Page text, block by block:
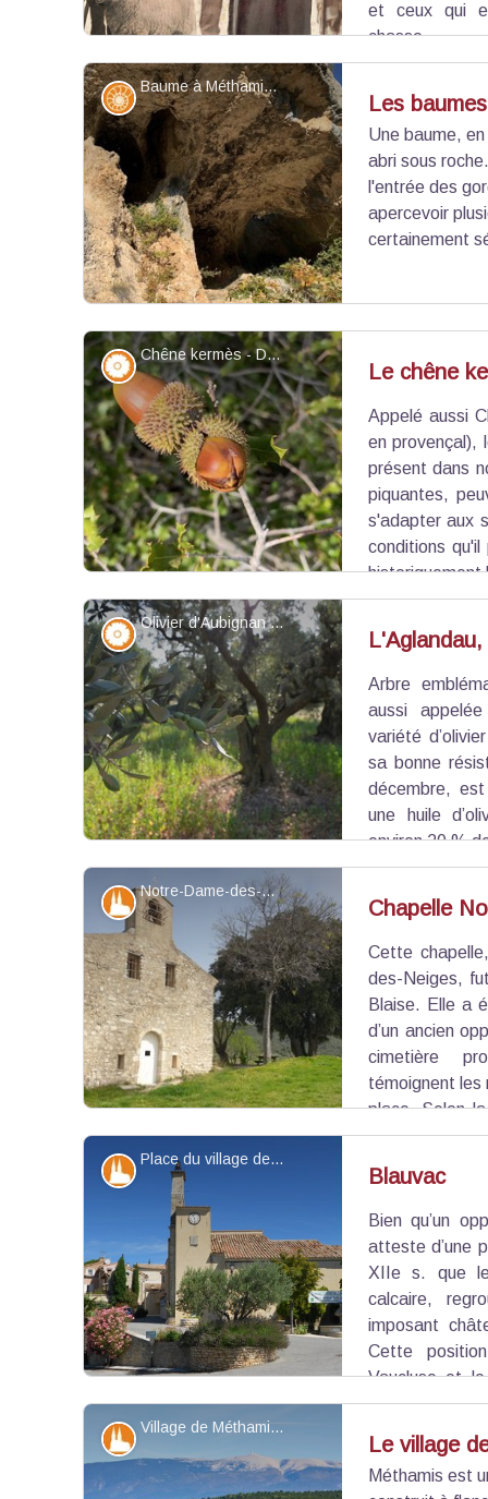
Voir l'image en plein écran
et ceux qui
chasse.
Dans cette histoire, un personnage détient la
celui qui sait, qui lit les signes de la nature, du
berger.
Baume à Méthamis - Daniel VILLANOVA
Voir l'image en plein écran
Géologie Les
Une baume,
abri sous
l'entrée des
apercevoir
certainement
Chêne kermès - Daniel VILLANOVA
Voir l'image en plein écran
Flore Le chêne
Appelé aussi
en provençal),
présent dans
piquantes,
s'adapter aux
conditions
historiquement
pour tanner le cuir. Son parasite, la
comme colorant rouge après broyage et
Olivier d'Aubignan - ©Chloé Giboin - PNR Mont-Ventoux
Voir l'image en plein écran
Flore
Arbre
aussi
variété
sa bonne
décembre, est
une huile
environ 20 %
Notre-Dame-des-Neiges - ©Elsa Aptel - OTI Ventoux Sud
Voir l'image en plein écran
Patrimoine et histoire Chapelle
Cette
des-Neiges,
Blaise. Elle a
d’un ancien
cimetière
témoignent les
place. Selon
après une chute de neige exceptionnelle
allongé avec un chevet plat, sa façade se
surmonté d’un petit clocher-mur à une seule
elle fait toujours l’objet d’un pèlerinage dédié à
Place du village de Blauvac - ©Elsa Aptel - OTI Ventoux Sud
Patrimoine et histoire Blauvac
Bien qu’un
atteste d’une
XIIe s. que
calcaire,
imposant
Cette
Vaucluse et
superbes points de vue sur les massifs
Village de Méthamis - Damien ROSSO - PNR Mont-Ventoux
Patrimoine et histoire Le village
Méthamis est